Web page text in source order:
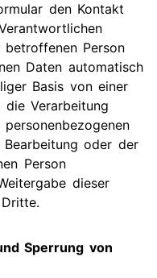
den Kontakt
Person
Daten automatisch
Basis von einer
Verarbeitung
oder der
Person
dieser
Sperrung von